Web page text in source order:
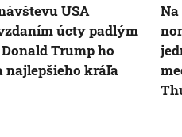
USA
úcty padlým
Trump ho
najlepšieho kráľa